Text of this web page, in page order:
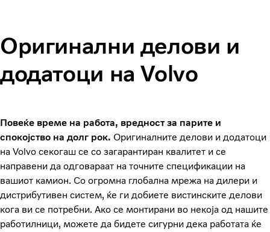
Оригинални делови и
додатоци на Volvo
Повеќе време на работа, вредност за парите и
спокојство на долг рок. Оригиналните делови и додатоци
на Volvo секогаш се со загарантиран квалитет и се
направени да одговараат на точните спецификации на
вашиот камион. Со огромна глобална мрежа на дилери и
дистрибутивен систем, ќе ги добиете вистинските делови
кога ви се потребни. Ако се монтирани во некоја од нашите
работилници, можете да бидете сигурни дека работата ќе